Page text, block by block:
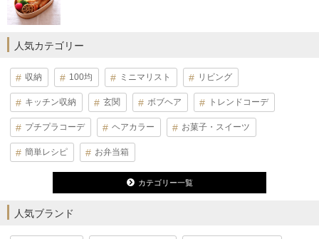
人気カテゴリー
収納 100均 ミニマリスト リビング
キッチン収納 玄関 ボブヘア トレンドコーデ
プチプラコーデ ヘアカラー お菓子・スイーツ
簡単レシピ お弁当箱
カテゴリー一覧
人気ブランド